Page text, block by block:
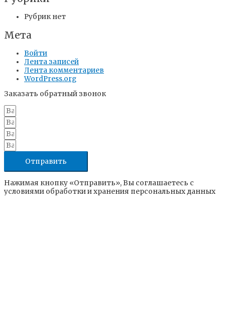
Рубрик нет
Мета
Войти
Лента записей
Лента комментариев
WordPress.org
Заказать обратный звонок
Отправить
Нажимая кнопку «Отправить», Вы соглашаетесь с
условиями обработки и хранения персональных данных